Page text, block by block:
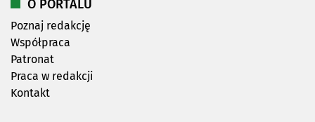
O PORTALU
Poznaj redakcję
Współpraca
Patronat
Praca w redakcji
Kontakt